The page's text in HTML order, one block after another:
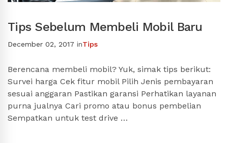
Tips Sebelum Membeli Mobil Baru
December 02, 2017 inTips
Berencana membeli mobil? Yuk, simak tips berikut:
Survei harga Cek fitur mobil Pilih Jenis pembayaran
sesuai anggaran Pastikan garansi Perhatikan layanan
purna jualnya Cari promo atau bonus pembelian
Sempatkan untuk test drive …